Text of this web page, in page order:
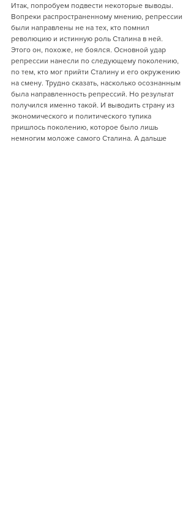
Итак, попробуем подвести некоторые выводы.
Вопреки распространенному мнению, репрессии
были направлены не на тех, кто помнил
революцию и истинную роль Сталина в ней.
Этого он, похоже, не боялся. Основной удар
репрессии нанесли по следующему поколению,
по тем, кто мог прийти Сталину и его окружению
на смену. Трудно сказать, насколько осознанным
была направленность репрессий. Но результат
получился именно такой. И выводить страну из
экономического и политического тупика
пришлось поколению, которое было лишь
немногим моложе самого Сталина. А дальше